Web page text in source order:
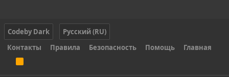
Codeby Dark
Русский (RU)
Контакты
Правила Безопасность Помощь Главная
S